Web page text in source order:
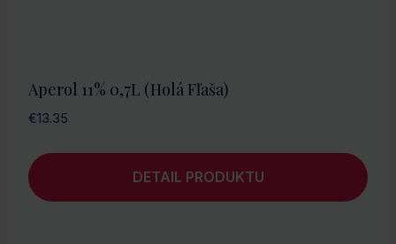
Aperol 11% 0,7L (holá Fľaša)
€13.35
DETAIL PRODUKTU